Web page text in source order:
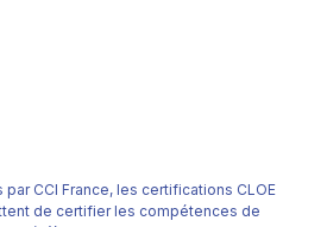
par CCI France, les certifications CLOE
de certifier les compétences de